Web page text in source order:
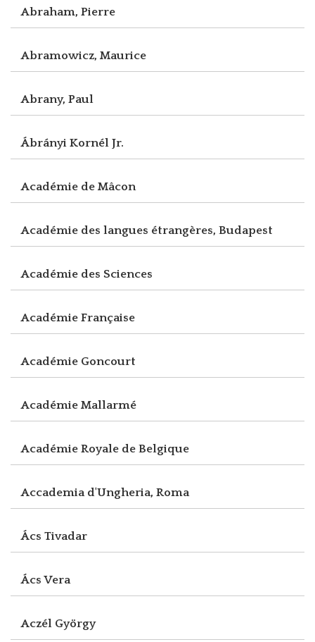
Abraham, Pierre
Abramowicz, Maurice
Abrany, Paul
Ábrányi Kornél Jr.
Académie de Mâcon
Académie des langues étrangères, Budapest
Académie des Sciences
Académie Française
Académie Goncourt
Académie Mallarmé
Académie Royale de Belgique
Accademia d'Ungheria, Roma
Ács Tivadar
Ács Vera
Aczél György